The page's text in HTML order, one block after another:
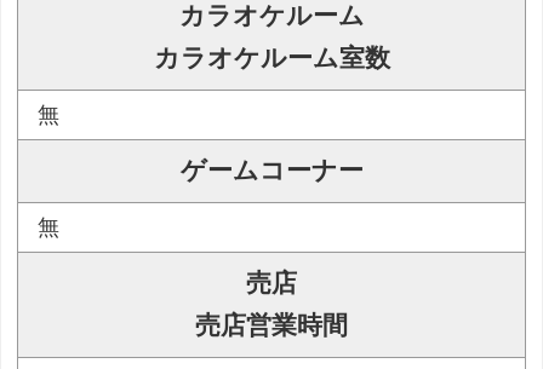
カラオケルーム
カラオケルーム室数
無
ゲームコーナー
無
売店
売店営業時間